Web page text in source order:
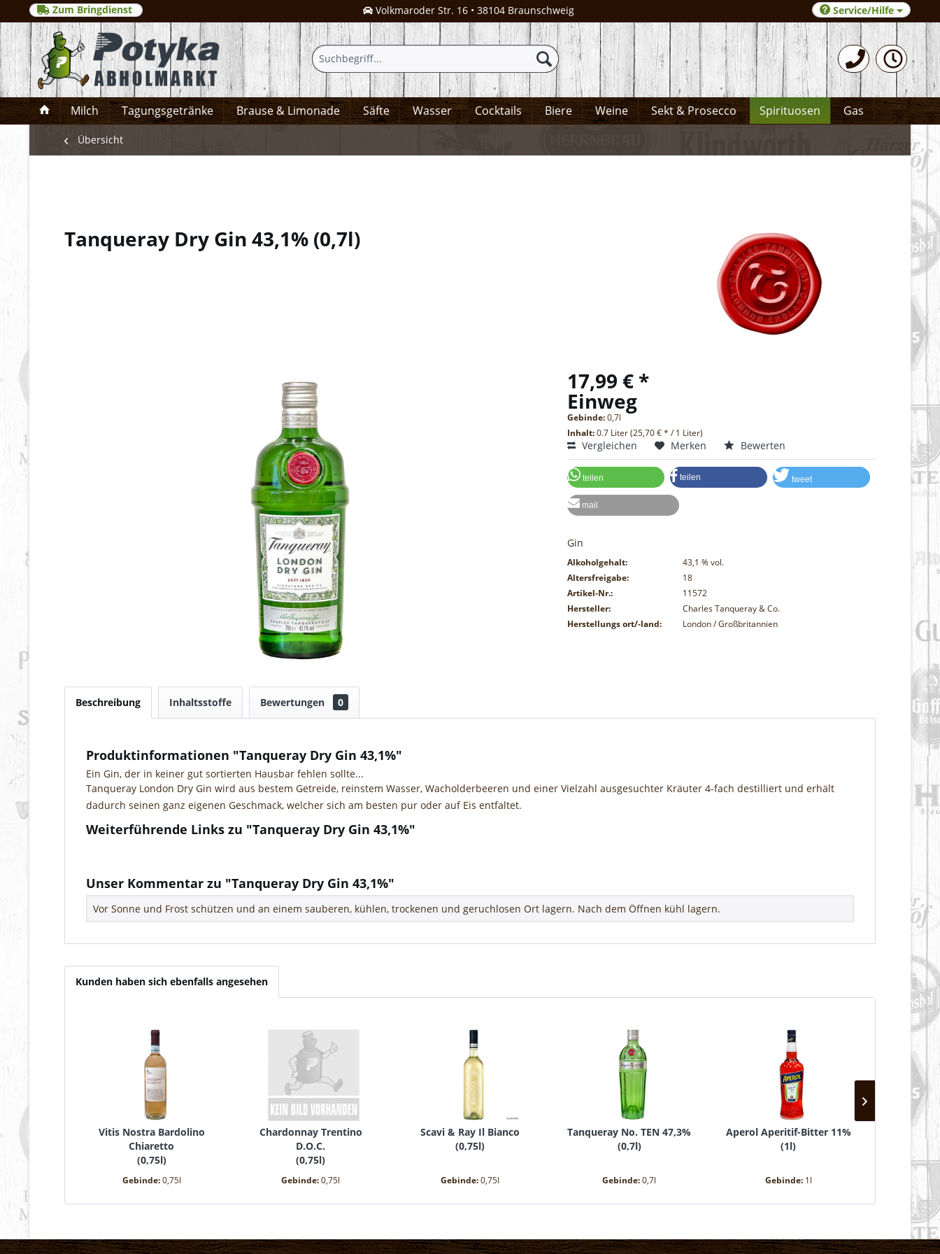
Zum Bringdienst Volkmaroder Str. 16 • 38104 Braunschweig 0531-372066
Service/Hilfe
Milch Tagungsgetränke Brause & Limonade Säfte Wasser Cocktails Biere Weine Sekt & Prosecco Spirituosen Gas
Übersicht
Tanqueray Dry Gin 43,1% (0,7l)
17,99 € *
Einweg
Gebinde:0,7l
Inhalt:0.7 Liter (25,70 € * / 1 Liter)
Vergleichen Merken Bewerten
teilen teilen tweet
mail
Gin
Alkoholgehalt: 43,1% vol.
Altersfreigabe:
18
Artikel-Nr.:
11572
Hersteller:
Charles Tanqueray & Co.
Herstellungs ort/-land:
London / Großbritannien
Beschreibung Inhaltsstoffe Bewertungen 0
Produktinformationen "Tanqueray Dry Gin 43,1%"
Ein Gin, der in keiner gut sortierten Hausbar fehlen sollte...
Tanqueray London Dry Gin wird aus bestem Getreide, reinstem Wasser, Wacholderbeeren und einer Vielzahl ausgesuchter Kräuter 4-fach destilliert und erhält
dadurch seinen ganz eigenen Geschmack, welcher sich am besten pur oder auf Eis entfaltet.
Weiterführende Links zu "Tanqueray Dry Gin 43,1%"
Unser Kommentar zu "Tanqueray Dry Gin 43,1%"
Vor Sonne und Frost schützen und an einem sauberen, kühlen, trockenen und geruchlosen Ort lagern. Nach dem Öffnen kühl lagern.
Kunden haben sich ebenfalls angesehen
Vitis Nostra Bardolino
Chiaretto
(0,75l)
Gebinde:0,75l
Chardonnay Trentino
D.O.C.
(0,75l)
Gebinde:0,75l
Scavi & Ray Il Bianco
(0,75l)
Gebinde:0,75l
Tanqueray No. TEN 47,3%
(0,7l)
Gebinde:0,7l
Aperol Aperitif-Bitter 11%
(1l)
Gebinde: 1l
(